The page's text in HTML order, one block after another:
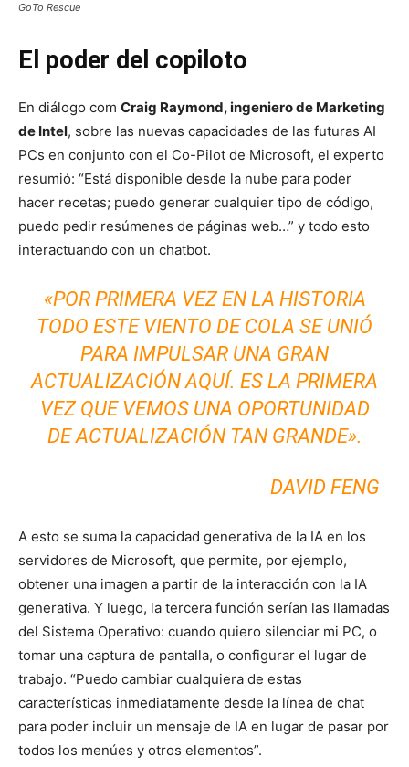
GoTo Rescue
El poder del copiloto
En diálogo com Craig Raymond, ingeniero de Marketing
de Intel, sobre las nuevas capacidades de las futuras AI
PCs en conjunto con el Co-Pilot de Microsoft, el experto
resumió: “Está disponible desde la nube para poder
hacer recetas; puedo generar cualquier tipo de código,
puedo pedir resúmenes de páginas web…” y todo esto
interactuando con un chatbot.
«POR PRIMERA VEZ EN LA HISTORIA
TODO ESTE VIENTO DE COLA SE UNIÓ
PARA IMPULSAR UNA GRAN
ACTUALIZACIÓN AQUÍ. ES LA PRIMERA
VEZ QUE VEMOS UNA OPORTUNIDAD
DE ACTUALIZACIÓN TAN GRANDE».
DAVID FENG
A esto se suma la capacidad generativa de la IA en los
servidores de Microsoft, que permite, por ejemplo,
obtener una imagen a partir de la interacción con la IA
generativa. Y luego, la tercera función serían las llamadas
del Sistema Operativo: cuando quiero silenciar mi PC, o
tomar una captura de pantalla, o configurar el lugar de
trabajo. “Puedo cambiar cualquiera de estas
características inmediatamente desde la línea de chat
para poder incluir un mensaje de IA en lugar de pasar por
todos los menúes y otros elementos”.